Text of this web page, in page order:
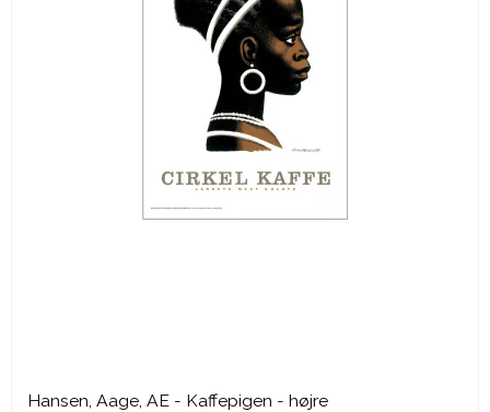
Hansen, Aage, AE - Kaffepigen - højre